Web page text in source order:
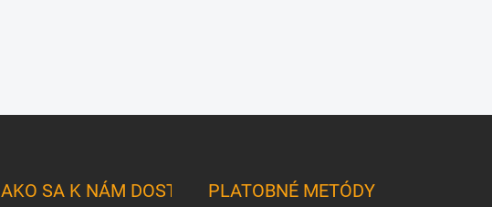
AKO SA K NÁM DOSTANETEPLATOBNÉ METÓDY